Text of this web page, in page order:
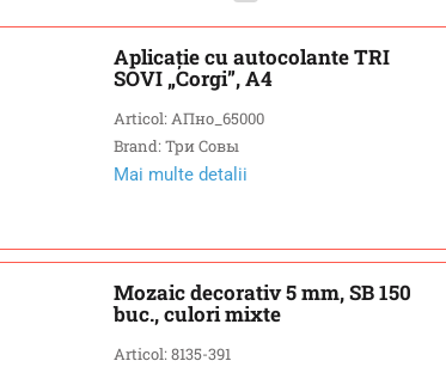
Aplicație cu autocolante TRI
SOVI „Corgi”, A4
Articol: АПно_65000
Brand: Три Совы
Mai multe detalii
Mozaic decorativ 5 mm, SB 150
buc., culori mixte
Articol: 8135-391